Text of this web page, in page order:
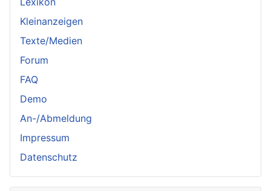
Kleinanzeigen
Texte/Medien
Forum
FAQ
Demo
An-/Abmeldung
Impressum
Datenschutz